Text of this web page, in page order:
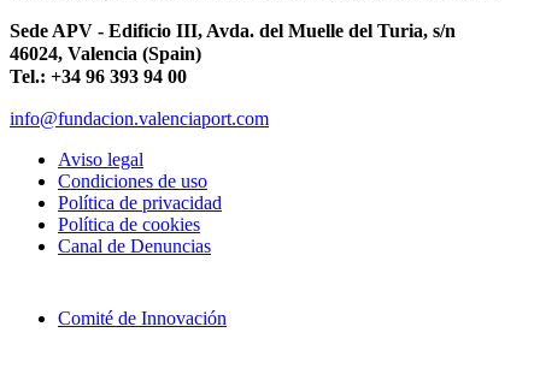
Sede APV - Edificio III, Avda. del Muelle del Turia, s/n
46024, Valencia (Spain)
Tel.: +34 96 393 94 00
info@fundacion.valenciaport.com
Aviso legal
Condiciones de uso
Política de privacidad
Política de cookies
Canal de Denuncias
Comité de Innovación